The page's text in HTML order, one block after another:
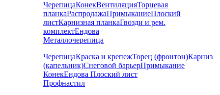
ЧерепицаКонекВентиляцияТорцевая
планкаРаспродажаПримыканиеПлоский
листКарнизная планкаГвозди и рем.
комплектЕндова
Металлочерепица
ЧерепицаКраска и крепежТорец (фронтон)Карниз
(капельник)Снеговой барьерПримыкание
КонекЕндова Плоский лист
Профнастил